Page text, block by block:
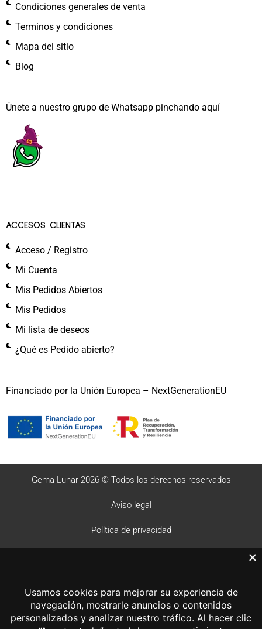
Condiciones generales de venta
Terminos y condiciones
Mapa del sitio
Blog
Únete a nuestro grupo de Whatsapp pinchando aquí​
ACCESOS CLIENTAS
Acceso / Registro
Mi Cuenta
Mis Pedidos Abiertos
Mis Pedidos
Mi lista de deseos
¿Qué es Pedido abierto?
Financiado por la Unión Europea – NextGenerationEU
Gema Lunar 2026 © Todos los derechos reservados
Aviso legal
Política de privacidad